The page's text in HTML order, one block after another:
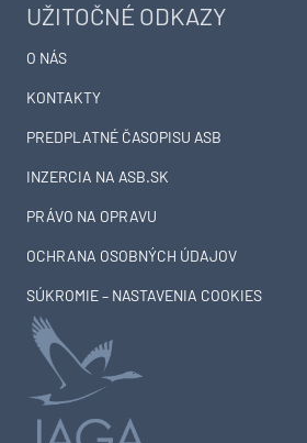
UŽITOČNÉ ODKAZY
O NÁS
KONTAKTY
PREDPLATNÉ ČASOPISU ASB
INZERCIA NA ASB.SK
PRÁVO NA OPRAVU
OCHRANA OSOBNÝCH ÚDAJOV
SÚKROMIE – NASTAVENIA COOKIES